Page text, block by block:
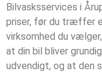
Bilvasksservices i
priser, før du træffer
virksomhed du
at din bil bliver
udvendigt, og at den